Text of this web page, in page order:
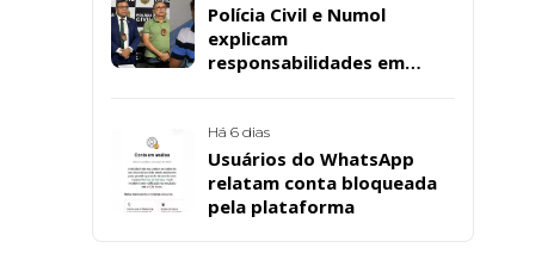
Polícia Civil e Numol
explicam
responsabilidades em
encontrado em residência,
em Patos
Há 6 dias
Usuários do WhatsApp
relatam conta bloqueada
pela plataforma